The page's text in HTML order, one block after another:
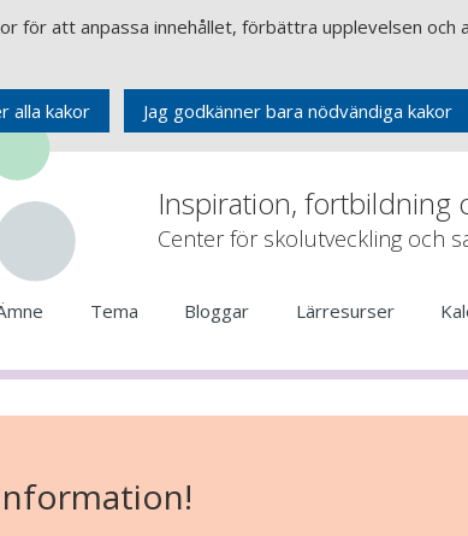
för att anpassa innehållet, förbättra upplevelsen
alla kakor Jag godkänner bara nödvändiga kakor
Inspiration, fortbildning
Center för skolutveckling och
Tema Bloggar Lärresurser